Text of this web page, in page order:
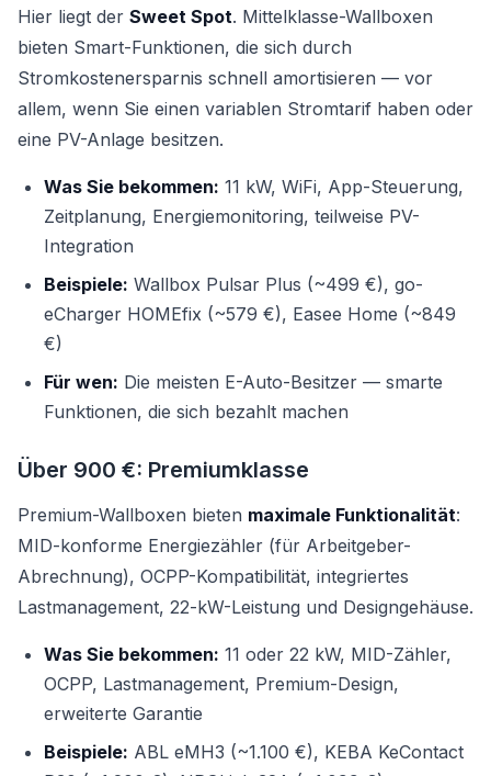
Hier liegt der Sweet Spot. Mittelklasse-Wallboxen
bieten Smart-Funktionen, die sich durch
Stromkostenersparnis schnell amortisieren — vor
allem, wenn Sie einen variablen Stromtarif haben oder
eine PV-Anlage besitzen.
Was Sie bekommen: 11 kW, WiFi, App-Steuerung,
Zeitplanung, Energiemonitoring, teilweise PV-
Integration
Beispiele: Wallbox Pulsar Plus (~499 €), go-
eCharger HOMEfix (~579 €), Easee Home (~849
€)
Für wen: Die meisten E-Auto-Besitzer — smarte
Funktionen, die sich bezahlt machen
Über 900 €: Premiumklasse
Premium-Wallboxen bieten maximale Funktionalität:
MID-konforme Energiezähler (für Arbeitgeber-
Abrechnung), OCPP-Kompatibilität, integriertes
Lastmanagement, 22-kW-Leistung und Designgehäuse.
Was Sie bekommen: 11 oder 22 kW, MID-Zähler,
OCPP, Lastmanagement, Premium-Design,
erweiterte Garantie
Beispiele: ABL eMH3 (~1.100 €), KEBA KeContact